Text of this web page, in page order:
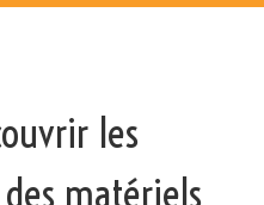
les
matériels